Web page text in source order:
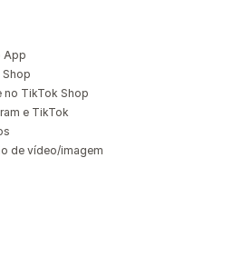
App
TikTok Shop
e TikTok
de vídeo/imagem